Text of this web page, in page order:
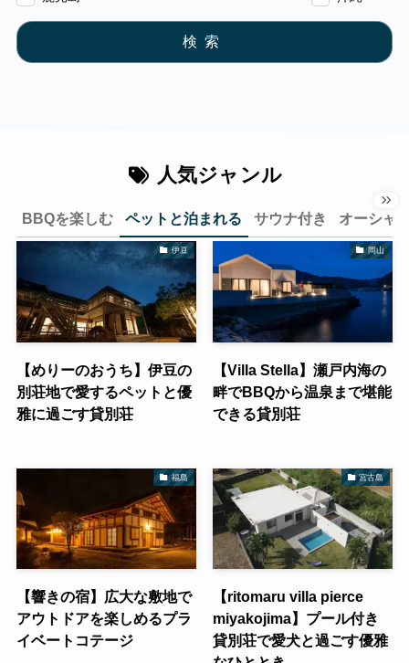
検索
人気ジャンル
BBQを楽しむ ペットと泊まれる サウナ付き オーシャ
伊豆
【めりーのおうち】伊豆の
別荘地で愛するペットと優
雅に過ごす貸別荘
岡山
【Villa Stella】瀬戸内海の
畔でBBQから温泉まで堪能
できる貸別荘
福島
【響きの宿】広大な敷地で
アウトドアを楽しめるプラ
イベートコテージ
宮古島
【ritomaru villa pierce
miyakojima】プール付き
貸別荘で愛犬と過ごす優雅